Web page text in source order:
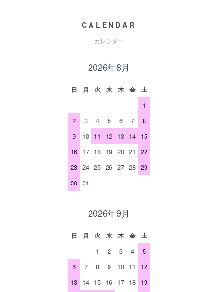
CALENDAR
カレンダー
2026年8月
日 月 火 水 木 金
土
1
2
3 4 5 6 7
8
9
10 11 12 13 14 15
16 17 18 19 20 21
22
23 24 25 26 27 28 29
30 31
2026年9月
日 月 火 水 木 金
土
1
2 3 4
5
6
7 8 9 10 11
12
13 14 15 16 17 18 19